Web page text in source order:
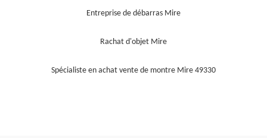
Entreprise de débarras Mire
Rachat d'objet Mire
Spécialiste en achat vente de montre Mire 49330